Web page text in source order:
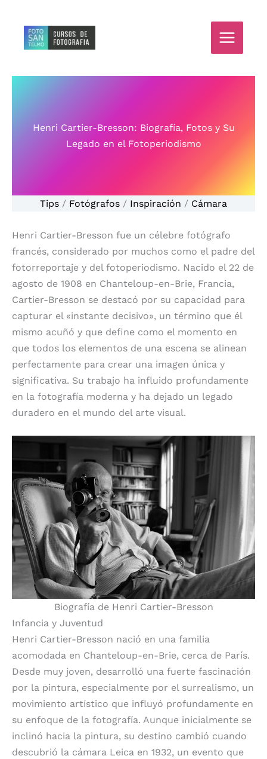
contenido
Henri Cartier-Bresson: Biografía, Fotos y Su
Legado en el Fotoperiodismo
Tips / Fotógrafos / Inspiración / Cámara
Henri Cartier-Bresson fue un célebre fotógrafo
francés, considerado por muchos como el padre del
fotorreportaje y del fotoperiodismo. Nacido el 22 de
agosto de 1908 en Chanteloup-en-Brie, Francia,
Cartier-Bresson se destacó por su capacidad para
capturar el «instante decisivo», un término que él
mismo acuñó y que define como el momento en
que todos los elementos de una escena se alinean
perfectamente para crear una imagen única y
significativa. Su trabajo ha influido profundamente
en la fotografía moderna y ha dejado un legado
duradero en el mundo del arte visual.
Biografía de Henri Cartier-Bresson
Infancia y Juventud
Henri Cartier-Bresson nació en una familia
acomodada en Chanteloup-en-Brie, cerca de París.
Desde muy joven, desarrolló una fuerte fascinación
por la pintura, especialmente por el surrealismo, un
movimiento artístico que influyó profundamente en
su enfoque de la fotografía. Aunque inicialmente se
inclinó hacia la pintura, su destino cambió cuando
descubrió la cámara Leica en 1932, un evento que